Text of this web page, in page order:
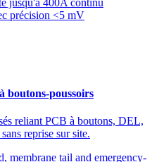
jusqu'à 400A continu
précision <5 mV
boutons-poussoirs
reliant PCB à boutons, DEL,
reprise sur site.
membrane tail and emergency-